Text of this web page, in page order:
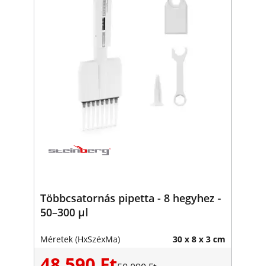
Többcsatornás pipetta - 8 hegyhez -
50–300 μl
Méretek (HxSzéxMa) 30 x 8 x 3 cm